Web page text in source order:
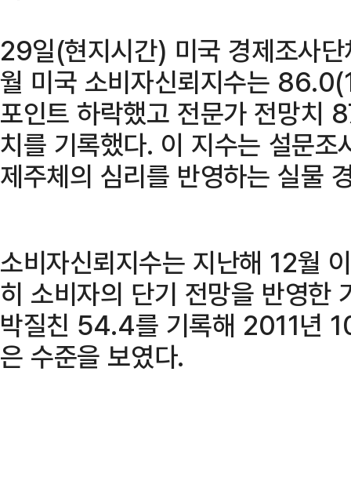
29일(현지시간) 미국 경제조사
월 미국 소비자신뢰지수는
포인트 하락했고 전문가 전망치
치를 기록했다. 이 지수는 설문
제주체의 심리를 반영하는 실물
소비자신뢰지수는 지난해 12월
히 소비자의 단기 전망을 반영한
박질친 54.4를 기록해 2011년
은 수준을 보였다.